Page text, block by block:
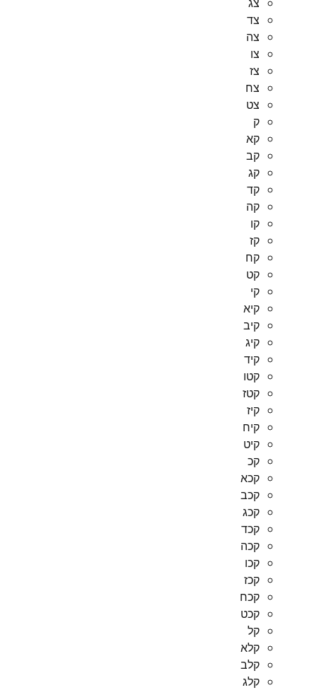
צד
צה
צו
צז
צח
צט
ק
קא
קב
קג
קד
קה
קו
קז
קח
קט
קי
קיא
קיב
קיג
קיד
קטו
קטז
קיז
קיח
קיט
קכ
קכא
קכב
קכג
קכד
קכה
קכו
קכז
קכח
קכט
קל
קלא
קלב
קלג